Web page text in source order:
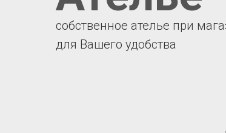
собственное ателье при
для Вашего удобства